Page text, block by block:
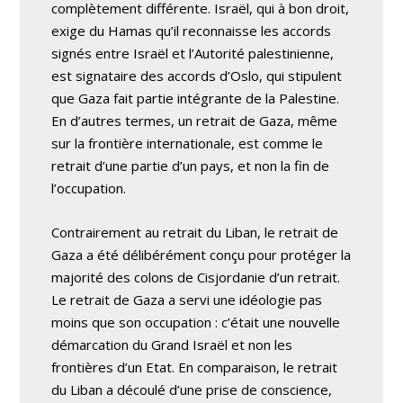
complètement différente. Israël, qui à bon droit,
exige du Hamas qu’il reconnaisse les accords
signés entre Israël et l’Autorité palestinienne,
est signataire des accords d’Oslo, qui stipulent
que Gaza fait partie intégrante de la Palestine.
En d’autres termes, un retrait de Gaza, même
sur la frontière internationale, est comme le
retrait d’une partie d’un pays, et non la fin de
l’occupation.
Contrairement au retrait du Liban, le retrait de
Gaza a été délibérément conçu pour protéger la
majorité des colons de Cisjordanie d’un retrait.
Le retrait de Gaza a servi une idéologie pas
moins que son occupation : c’était une nouvelle
démarcation du Grand Israël et non les
frontières d’un Etat. En comparaison, le retrait
du Liban a découlé d’une prise de conscience,